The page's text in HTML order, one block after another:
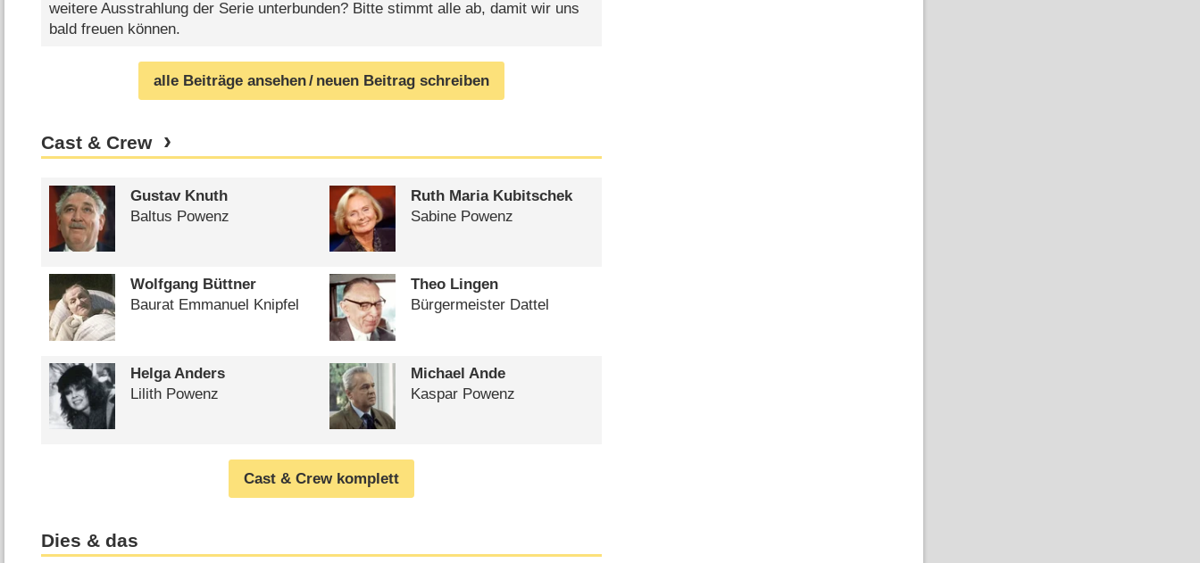
weitere Ausstrahlung der Serie unterbunden? Bitte stimmt alle ab, damit wir uns
bald freuen können.
alle Beiträge ansehen/ neuen Beitrag schreiben
Cast & Crew
Gustav Knuth
Baltus Powenz
Ruth Maria Kubitschek
Sabine Powenz
Wolfgang Büttner
Baurat Emmanuel Knipfel
Theo Lingen
Bürgermeister Dattel
Helga Anders
Lilith Powenz
Michael Ande
Kaspar Powenz
Cast & Crew komplett
Dies & das